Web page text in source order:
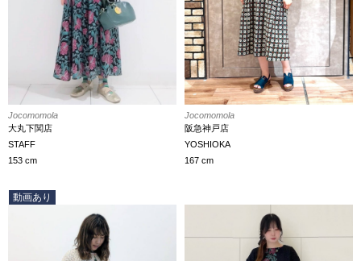
Jocomomola
大丸下関店
STAFF
153 cm
Jocomomola
阪急神戸店
YOSHIOKA
167 cm
動画あり